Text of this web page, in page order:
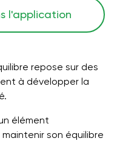
l'application
repose sur des
à développer la
élément
son équilibre